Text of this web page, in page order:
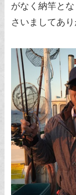
がなく納竿と
さいましてあ